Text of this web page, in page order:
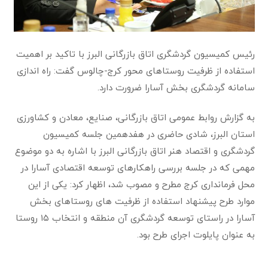
رئیس کمیسیون گردشگری اتاق بازرگانی البرز با تاکید بر اهمیت
استفاده از ظرفیت روستاهای محور کرج-چالوس گفت: راه اندازی
سامانه گردشگری بخش آسارا ضرورت دارد.
به گزارش روابط عمومی اتاق بازرگانی، صنایع، معادن و کشاورزی
استان البرز، شادی حاضری در هفدهمین جلسه کمیسیون
گردشگری و اقتصاد هنر اتاق بازرگانی البرز با اشاره به دو موضوع
مهمی که در جلسه بررسی راهکارهای توسعه اقتصادی آسارا در
محل فرمانداری کرج مطرح و مصوب شد، ا‌ظهار کرد: یکی از این
موارد طرح پیشنهاد استفاده از ظرفیت های روستاهای بخش
آسارا در راستای توسعه گردشگری آن منطقه و انتخاب ۱۵ روستا
به عنوان پایلوت اجرای طرح بود.